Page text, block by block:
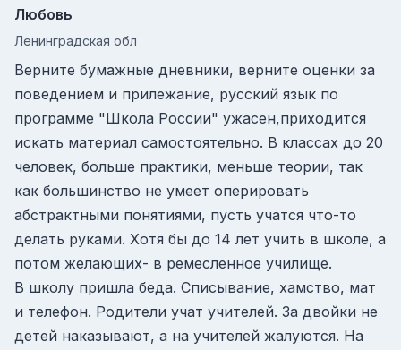
Любовь
Ленинградская обл
Верните бумажные дневники, верните оценки за
поведением и прилежание, русский язык по
программе "Школа России" ужасен,приходится
искать материал самостоятельно. В классах до 20
человек, больше практики, меньше теории, так
как большинство не умеет оперировать
абстрактными понятиями, пусть учатся что-то
делать руками. Хотя бы до 14 лет учить в школе, а
потом желающих- в ремесленное училище.
В школу пришла беда. Списывание, хамство, мат
и телефон. Родители учат учителей. За двойки не
детей наказывают, а на учителей жалуются. На